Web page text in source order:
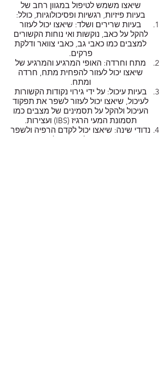
שיאצו משמש לטיפול במגוון רחב של
בעיות פיזיות, רגשיות ופסיכולוגיות, כולל:
בעיות שרירים ושלד: שיאצו יכול לעזור
להקל על כאב, נוקשות ואי נוחות הקשורים
למצבים כמו כאבי גב, כאבי צוואר ודלקת
פרקים.
מתח וחרדה: האופי המרגיע והמרגיע של
שיאצו יכול לעזור להפחית מתח, חרדה
ומתח.
בעיות עיכול: על ידי גירוי נקודות הקשורות
לעיכול, שיאצו יכול לעזור לשפר את תפקוד
העיכול ולהקל על תסמינים של מצבים כמו
תסמונת המעי הרגיז (IBS) ועצירות.
נדודי שינה: שיאצו יכול לקדם הרפיה ולשפר
את איכות השינה על ידי טיפול בחוסר איזון